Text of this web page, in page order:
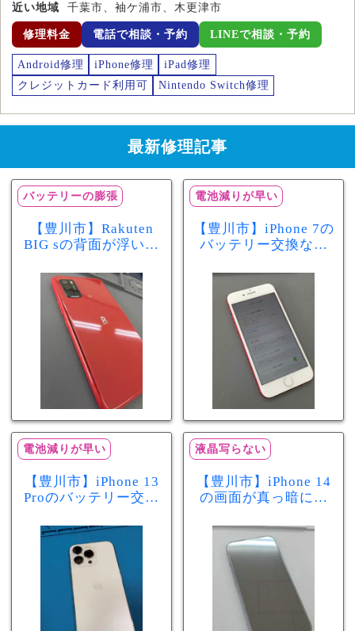
近い地域
千葉市、袖ケ浦市、木更津市
修理料金 電話で相談・予約 LINEで相談・予約
Android修理 iPhone修理
iPad修理
クレジットカード利用可
Nintendo Switch修理
最新修理記事
バッテリーの膨張
【豊川市】Rakuten
BIG sの背面が浮いて
リー膨張のサインか
もしれません！バッ
テリー交換修理事例
電池減りが早い
【豊川市】iPhone 7の
バッテリー交換なら
最大容量70％で電池
の減りが早い症状も
当日60分で改善
電池減りが早い
【豊川市】iPhone 13
Proのバッテリー交換
が早い症状も当日90
分で改善
液晶写らない
【豊川市】iPhone 14
の画面が真っ暗に…
修理！データそのま
まで復旧しました